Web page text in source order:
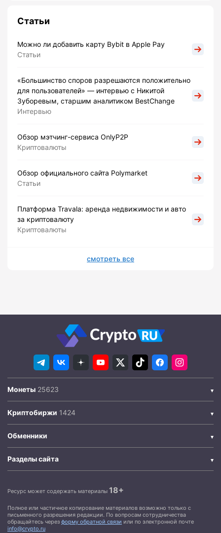
Статьи
Можно ли добавить карту Bybit в Apple Pay
Статьи
«Большинство споров разрешаются положительно
для пользователей» — интервью с Никитой
Зуборевым, старшим аналитиком BestChange
Интервью
Обзор мэтчинг-сервиса OnlyP2P
Криптовалюты
Обзор официального сайта Polymarket
Статьи
Платформа Travala: аренда недвижимости и авто
за криптовалюту
Криптовалюты
смотреть все
Монеты
Криптобиржи
Обменники
Разделы сайта
Ресурс может содержать материалы 18+
Полное или частичное копирование материалов возможно только с
письменного разрешения редакции. По вопросам сотрудничества
обращайтесь через форму обратной связи или по электронной почте
info@crypto.ru